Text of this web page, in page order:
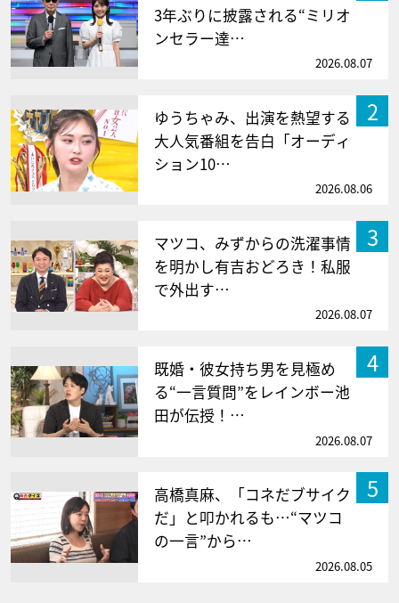
3年ぶりに披露される“ミリオ
ンセラー達…
2026.08.07
2
ゆうちゃみ、出演を熱望する
大人気番組を告白「オーディ
ション10…
2026.08.06
3
マツコ、みずからの洗濯事情
を明かし有吉おどろき！私服
で外出す…
2026.08.07
4
既婚・彼女持ち男を見極め
る“一言質問”をレインボー池
田が伝授！…
2026.08.07
5
高橋真麻、「コネだブサイク
だ」と叩かれるも…“マツコ
の一言”から…
2026.08.05